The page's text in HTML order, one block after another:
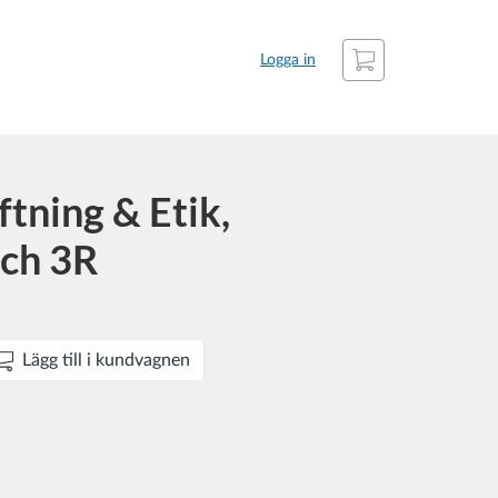
Logga in
Kundvagn
& Etik,
3R
Lägg till i kundvagnen